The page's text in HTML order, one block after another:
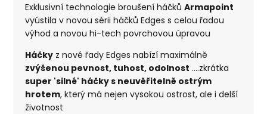
Exklusivní technologie broušení háčkůArmapoint
vyústila v novou sérii háčků Edges s celou řadou
výhod a novou hi-tech povrchovou úpravou
Háčky z nové řady Edges nabízí maximálně
zvýšenou pevnost, tuhost, odolnost ....zkrátka
super 'silné' háčky s neuvěřitelně ostrým
hrotem, který má nejen vysokou ostrost, ale i delší
životnost